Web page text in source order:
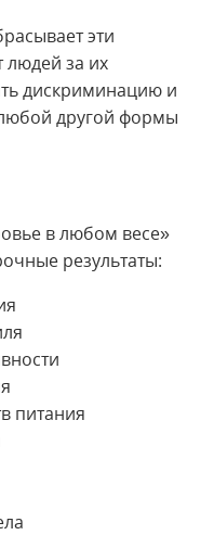
эти
людей за их
дискриминацию и
другой формы
в любом весе»
результаты:
питания